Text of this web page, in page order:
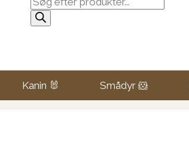
search
Kanin 🐰 Smådyr 🐹